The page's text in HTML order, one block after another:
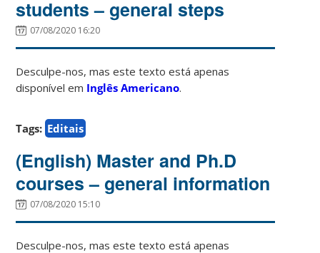
students – general steps
07/08/2020 16:20
Desculpe-nos, mas este texto está apenas
disponível em Inglês Americano.
Tags: Editais
(English) Master and Ph.D
courses – general information
07/08/2020 15:10
Desculpe-nos, mas este texto está apenas